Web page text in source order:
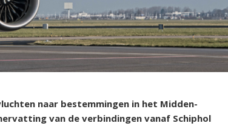
naar bestemmingen in het Midden-
van de verbindingen vanaf Schiphol